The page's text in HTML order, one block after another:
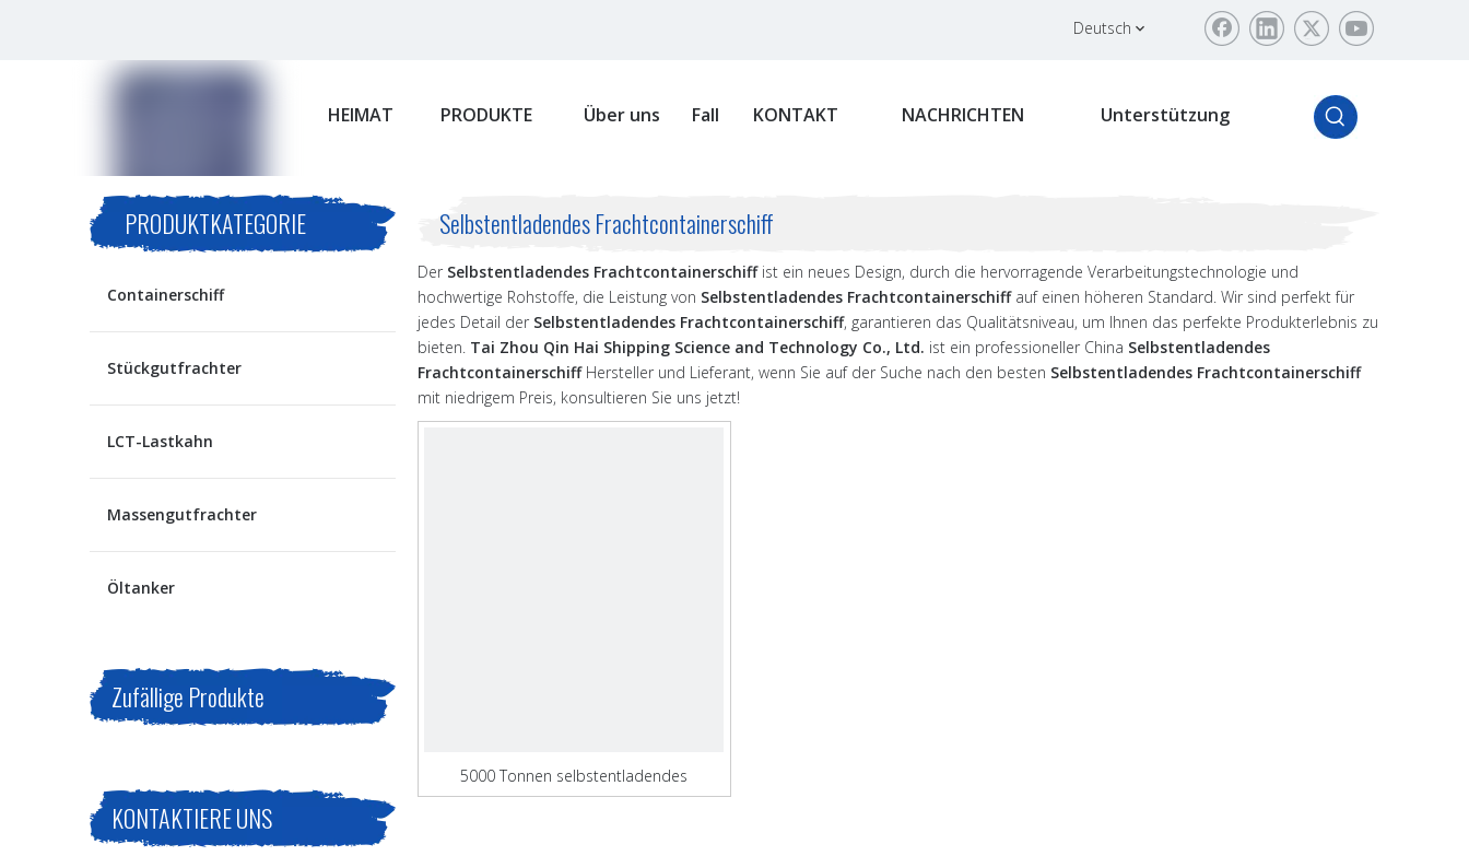
Deutsch
HEIMAT PRODUKTE Über uns Fall KONTAKT NACHRICHTEN Unterstützung
PRODUKTKATEGORIE
Containerschiff
Stückgutfrachter
LCT-Lastkahn
Massengutfrachter
Öltanker
Zufällige Produkte
KONTAKTIERE UNS
Selbstentladendes Frachtcontainerschiff
Der Selbstentladendes Frachtcontainerschiffist ein neues Design, durch die hervorragende Verarbeitungstechnologie und
hochwertige Rohstoffe, die Leistung von Selbstentladendes Frachtcontainerschiffauf einen höheren Standard. Wir sind perfekt für
jedes Detail der Selbstentladendes Frachtcontainerschiff, garantieren das Qualitätsniveau, um Ihnen das perfekte Produkterlebnis zu
bieten. Tai Zhou Qin Hai Shipping Science and Technology Co., Ltd. ist ein professioneller China Selbstentladendes
FrachtcontainerschiffHersteller und Lieferant, wenn Sie auf der Suche nach den besten Selbstentladendes Frachtcontainerschiff
mit niedrigem Preis, konsultieren Sie uns jetzt!
5000 Tonnen selbstentladendes
Frachtcontainerschiff